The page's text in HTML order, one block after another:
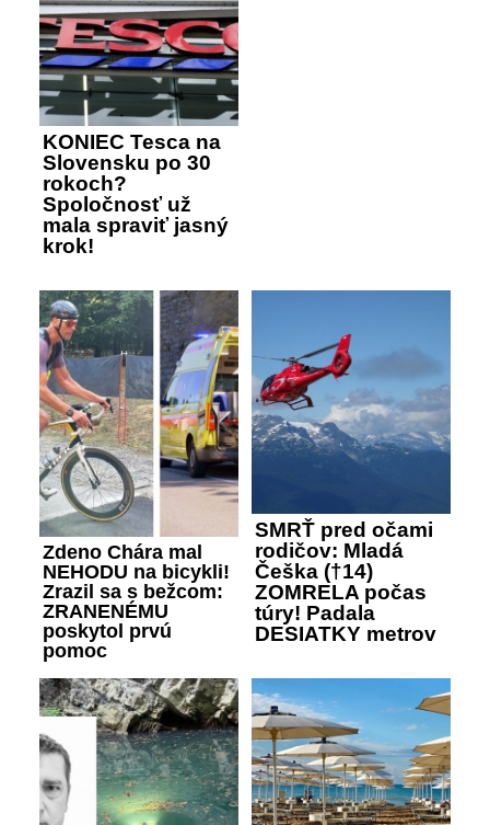
KONIEC Tesca na
Slovensku po 30
rokoch?
Spoločnosť už
mala spraviť jasný
krok!
Zdeno Chára mal
NEHODU na bicykli!
Zrazil sa s bežcom:
ZRANENÉMU
poskytol prvú
pomoc
SMRŤ pred očami
rodičov: Mladá
Češka (†14)
ZOMRELA počas
túry! Padala
DESIATKY metrov